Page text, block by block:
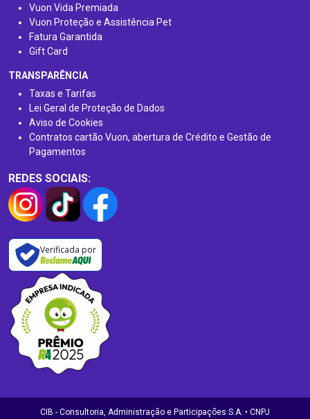
Vuon Vida Premiada
Vuon Proteção e Assistência Pet
Fatura Garantida
Gift Card
TRANSPARÊNCIA
Taxas e Tarifas
Lei Geral de Proteção de Dados
Aviso de Cookies
Contratos cartão Vuon, abertura de Crédito e Gestão de
Pagamentos
REDES SOCIAIS:
Verificada por
CIB - Consultoria, Administração e Participações S.A. • CNPJ